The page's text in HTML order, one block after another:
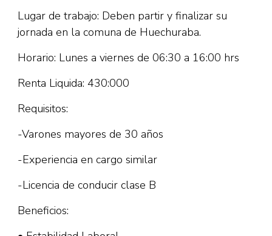
Lugar de trabajo: Deben partir y finalizar su
jornada en la comuna de Huechuraba.
Horario: Lunes a viernes de 06:30 a 16:00 hrs
Renta Liquida: 430:000
Requisitos:
-Varones mayores de 30 años
-Experiencia en cargo similar
-Licencia de conducir clase B
Beneficios: